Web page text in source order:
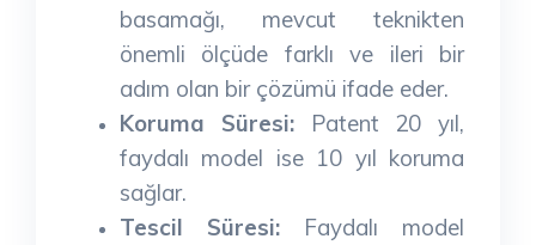
basamağı, mevcut teknikten
önemli ölçüde farklı ve ileri bir
adım olan bir çözümü ifade eder.
Koruma Süresi:Patent 20 yıl,
faydalı model ise 10 yıl koruma
sağlar.
Tescil Süresi: Faydalı model